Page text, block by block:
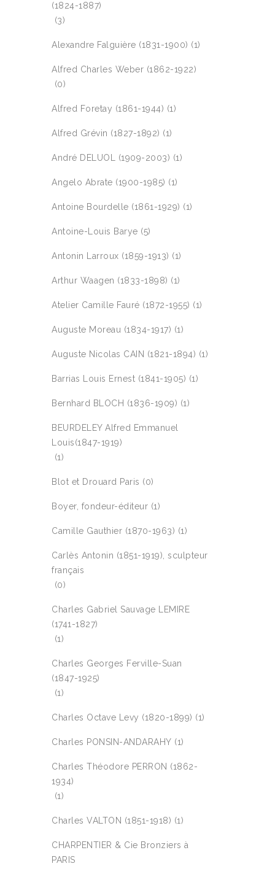
(1824-1887)
(3)
Alexandre Falguière (1831-1900) (1)
Alfred Charles Weber (1862-1922)
(0)
Alfred Foretay (1861-1944) (1)
Alfred Grévin (1827-1892) (1)
André DELUOL (1909-2003) (1)
Angelo Abrate (1900-1985) (1)
Antoine Bourdelle (1861-1929) (1)
Antoine-Louis Barye (5)
Antonin Larroux (1859-1913) (1)
Arthur Waagen (1833-1898) (1)
Atelier Camille Fauré (1872-1955) (1)
Auguste Moreau (1834-1917) (1)
Auguste Nicolas CAIN (1821-1894) (1)
Barrias Louis Ernest (1841-1905) (1)
Bernhard BLOCH (1836-1909) (1)
BEURDELEY Alfred Emmanuel
Louis(1847-1919)
(1)
Blot et Drouard Paris (0)
Boyer, fondeur-éditeur (1)
Camille Gauthier (1870-1963) (1)
Carlès Antonin (1851-1919), sculpteur
français
(0)
Charles Gabriel Sauvage LEMIRE
(1741-1827)
(1)
Charles Georges Ferville-Suan
(1847-1925)
(1)
Charles Octave Levy (1820-1899) (1)
Charles PONSIN-ANDARAHY (1)
Charles Théodore PERRON (1862-
1934)
(1)
Charles VALTON (1851-1918) (1)
CHARPENTIER & Cie Bronziers à
PARIS